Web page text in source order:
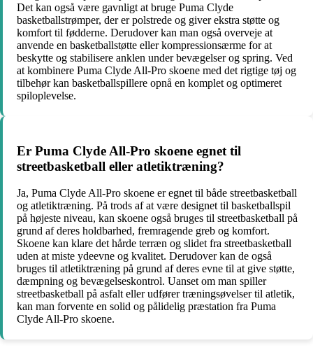
Det kan også være gavnligt at bruge Puma Clyde
basketballstrømper, der er polstrede og giver ekstra støtte og
komfort til fødderne. Derudover kan man også overveje at
anvende en basketballstøtte eller kompressionsærme for at
beskytte og stabilisere anklen under bevægelser og spring. Ved
at kombinere Puma Clyde All-Pro skoene med det rigtige tøj og
tilbehør kan basketballspillere opnå en komplet og optimeret
spiloplevelse.
Er Puma Clyde All-Pro skoene egnet til
streetbasketball eller atletiktræning?
Ja, Puma Clyde All-Pro skoene er egnet til både streetbasketball
og atletiktræning. På trods af at være designet til basketballspil
på højeste niveau, kan skoene også bruges til streetbasketball på
grund af deres holdbarhed, fremragende greb og komfort.
Skoene kan klare det hårde terræn og slidet fra streetbasketball
uden at miste ydeevne og kvalitet. Derudover kan de også
bruges til atletiktræning på grund af deres evne til at give støtte,
dæmpning og bevægelseskontrol. Uanset om man spiller
streetbasketball på asfalt eller udfører træningsøvelser til atletik,
kan man forvente en solid og pålidelig præstation fra Puma
Clyde All-Pro skoene.